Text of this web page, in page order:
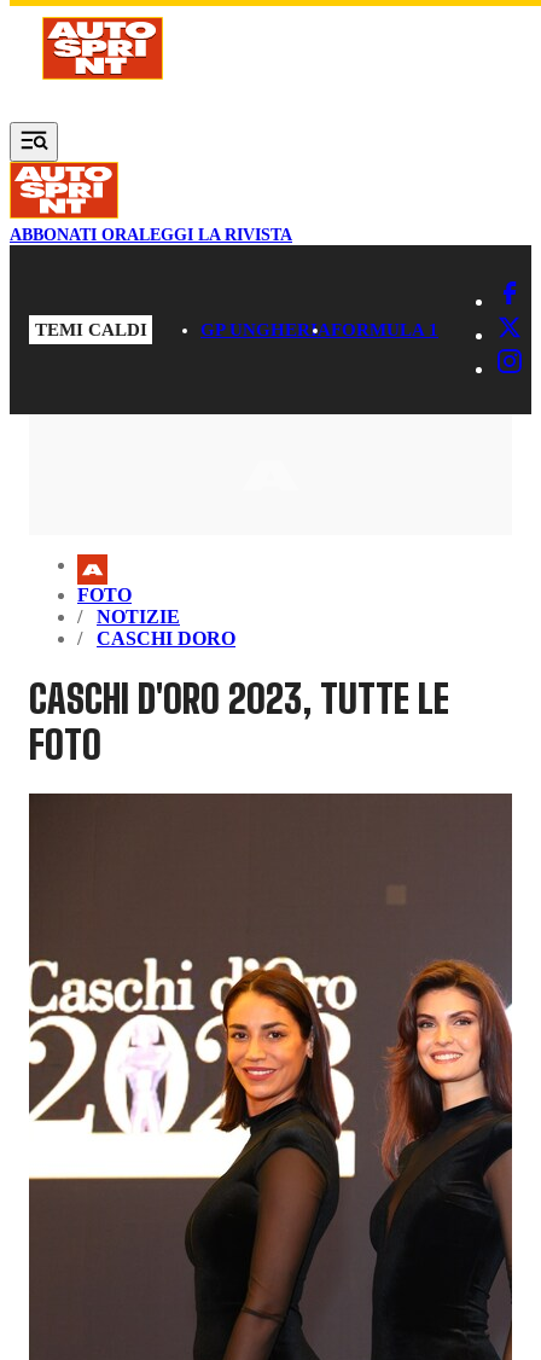
Vai al contenuto principale
ABBONATI ORALEGGI LA RIVISTA
TEMI CALDI GP UNGHERIAFORMULA 1
FOTO
NOTIZIE
CASCHI DORO
CASCHI D'ORO 2023, TUTTE LE
FOTO